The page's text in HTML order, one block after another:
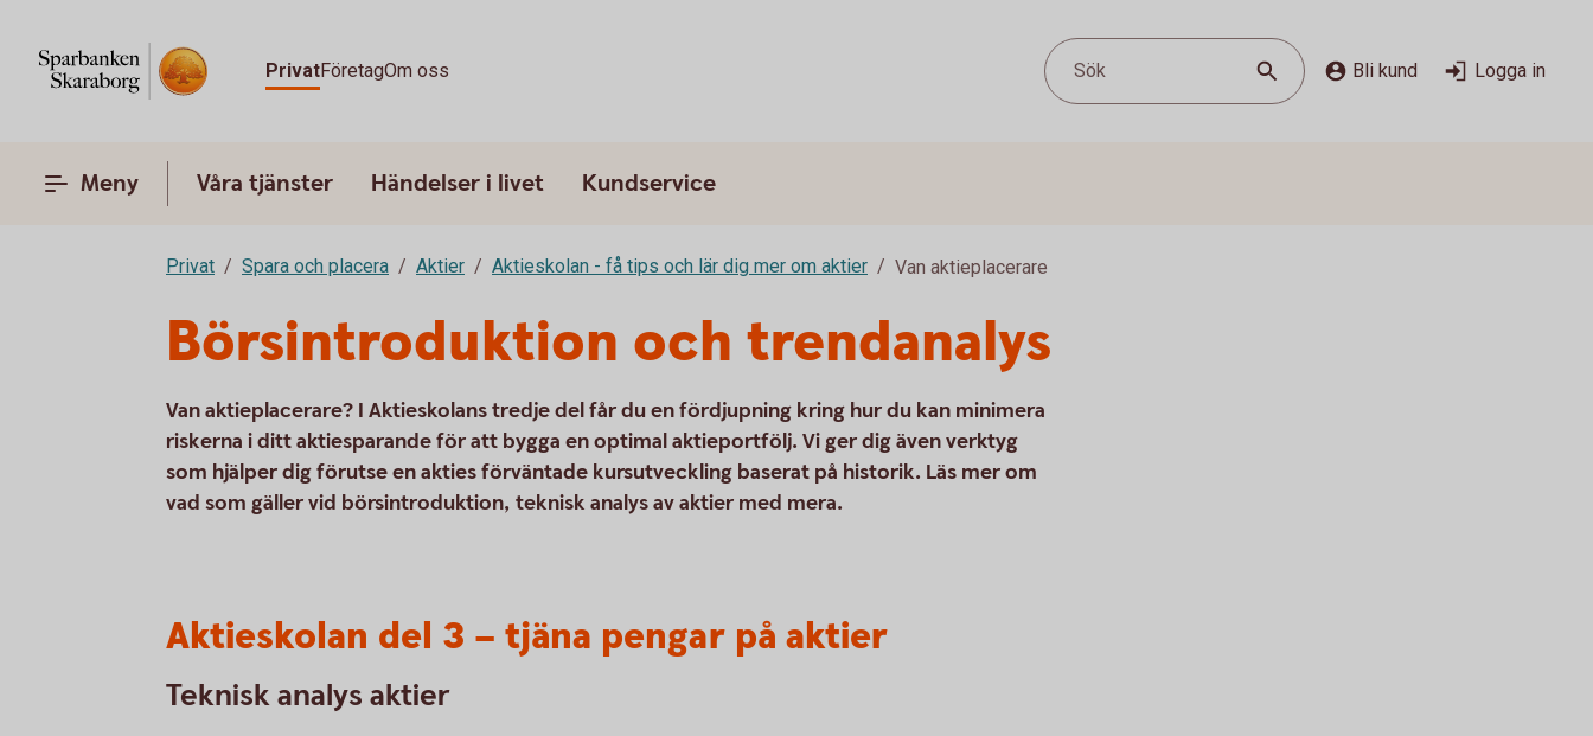
PrivatFöretagOm oss Sök Bli kund Logga in
Meny Våra tjänster Händelser i livet Kundservice
Privat Spara och placera Aktier Aktieskolan - få tips och lär dig mer om aktier Van aktieplacerare
Börsintroduktion och trendanalys
Van aktieplacerare? I Aktieskolans tredje del får du en fördjupning kring hur du kan minimera
riskerna i ditt aktiesparande för att bygga en optimal aktieportfölj. Vi ger dig även verktyg
som hjälper dig förutse en akties förväntade kursutveckling baserat på historik. Läs mer om
vad som gäller vid börsintroduktion, teknisk analys av aktier med mera.
Aktieskolan del 3 – tjäna pengar på aktier
Teknisk analys aktier